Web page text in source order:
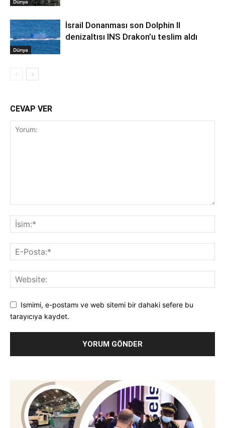
Dünya
Dünya
İsrail Donanması son Dolphin II
denizaltısı INS Drakon’u teslim aldı
CEVAP VER
Ismimi, e-postamı ve web sitemi bir dahaki sefere bu
tarayıcıya kaydet.